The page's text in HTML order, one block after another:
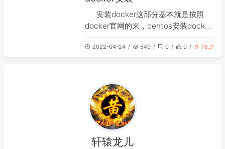
安装docker这部分基本就是按照
docker官网的来，centos安装docker
remove docker \ docker-client \
2022-04-24 549 0 0 78.9℃
轩辕龙儿